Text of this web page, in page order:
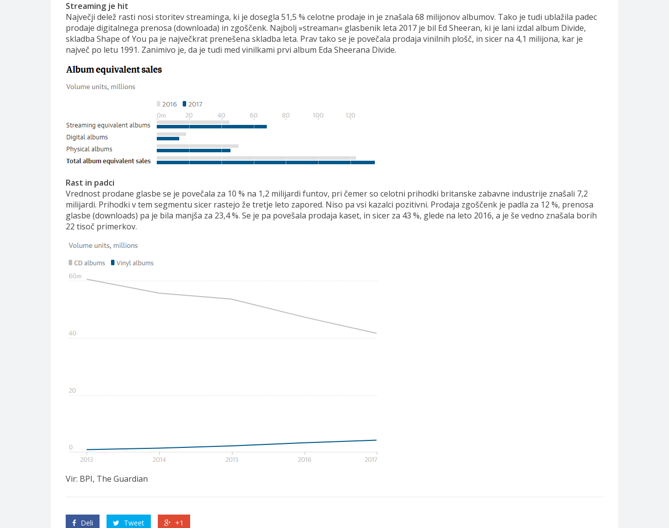
Streaming je hit
Največji delež rasti nosi storitev streaminga, ki je dosegla 51,5 % celotne prodaje in je znašala 68 milijonov albumov. Tako je tudi ublažila padec
prodaje digitalnega prenosa (downloada) in zgoščenk. Najbolj »streaman« glasbenik leta 2017 je bil Ed Sheeran, ki je lani izdal album Divide,
skladba Shape of You pa je največkrat prenešena skladba leta. Prav tako se je povečala prodaja vinilnih plošč, in sicer na 4,1 milijona, kar je
največ po letu 1991. Zanimivo je, da je tudi med vinilkami prvi album Eda Sheerana Divide.
Rast in padci
Vrednost prodane glasbe se je povečala za 10 % na 1,2 milijardi funtov, pri čemer so celotni prihodki britanske zabavne industrije znašali 7,2
milijardi. Prihodki v tem segmentu sicer rastejo že tretje leto zapored. Niso pa vsi kazalci pozitivni. Prodaja zgoščenk je padla za 12 %, prenosa
glasbe (downloads) pa je bila manjša za 23,4 %. Se je pa povešala prodaja kaset, in sicer za 43 %, glede na leto 2016, a je še vedno znašala borih
22 tisoč primerkov.
Vir: BPI, The Guardian
Deli Tweet +1